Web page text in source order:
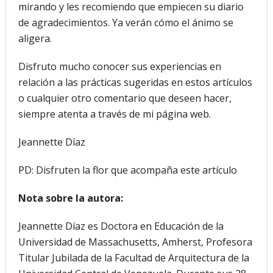
mirando y les recomiendo que empiecen su diario
de agradecimientos. Ya verán cómo el ánimo se
aligera.
Disfruto mucho conocer sus experiencias en
relación a las prácticas sugeridas en estos artículos
o cualquier otro comentario que deseen hacer,
siempre atenta a través de mi página web.
Jeannette Díaz
PD: Disfruten la flor que acompaña este artículo
Nota sobre la autora:
Jeannette Díaz es Doctora en Educación de la
Universidad de Massachusetts, Amherst, Profesora
Titular Jubilada de la Facultad de Arquitectura de la